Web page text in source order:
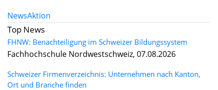
NewsAktion
Top News
FHNW: Benachteiligung im Schweizer Bildungssystem
Fachhochschule Nordwestschweiz, 07.08.2026
Schweizer Firmenverzeichnis: Unternehmen nach Kanton,
Ort und Branche finden